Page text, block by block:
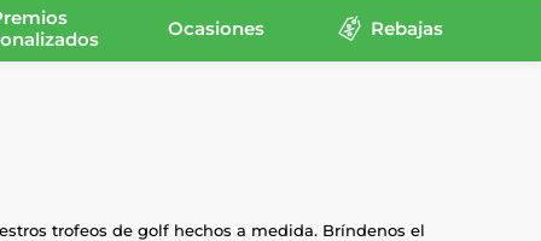
Ocasiones Rebajas
trofeos de golf hechos a medida. Bríndenos el